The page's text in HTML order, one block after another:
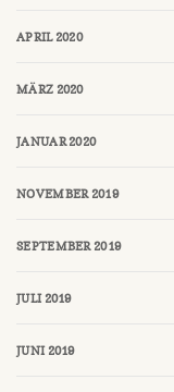
APRIL 2020
MÄRZ 2020
JANUAR 2020
NOVEMBER 2019
SEPTEMBER 2019
JULI 2019
JUNI 2019